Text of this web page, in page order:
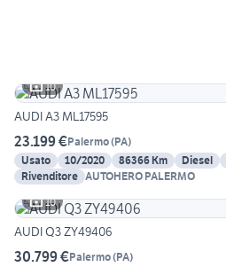
10
AUDI A3 ML17595
23.199 €Palermo(PA)
Usato
10/2020 86366 Km Diesel
Rivenditore AUTOHERO PALERMO
10
AUDI Q3 ZY49406
30.799 €Palermo(PA)